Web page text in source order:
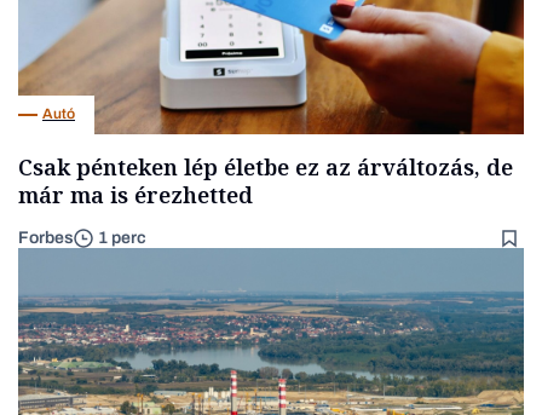
Autó
Csak pénteken lép életbe ez az árváltozás, de
már ma is érezhetted
Forbes 1 perc